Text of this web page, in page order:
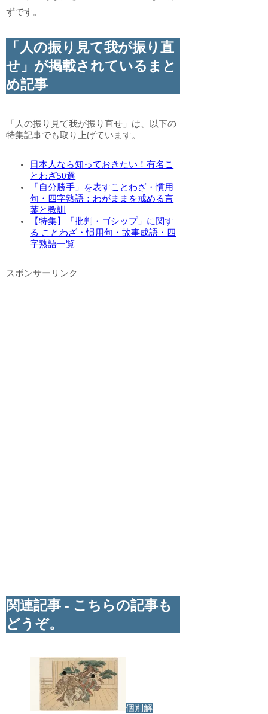
ずです。
「人の振り見て我が振り直
せ」が掲載されているまと
め記事
「人の振り見て我が振り直せ」は、以下の
特集記事でも取り上げています。
日本人なら知っておきたい！有名こ
とわざ50選
「自分勝手」を表すことわざ・慣用
句・四字熟語：わがままを戒める言
葉と教訓
【特集】「批判・ゴシップ」に関す
る ことわざ・慣用句・故事成語・四
字熟語一覧
スポンサーリンク
関連記事 - こちらの記事も
どうぞ。
個別解